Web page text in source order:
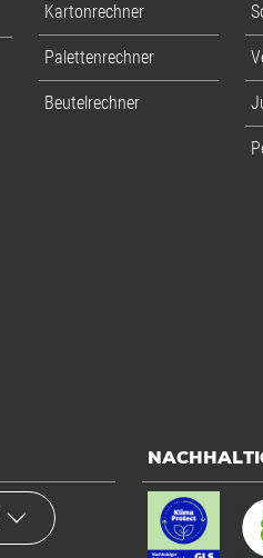
Kartonrechner
Palettenrechner
Beutelrechner